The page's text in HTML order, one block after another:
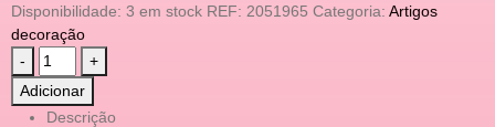
Disponibilidade: 3 em stock REF: 2051965 Categoria: Artigos
decoração
-
+
Adicionar
Descrição